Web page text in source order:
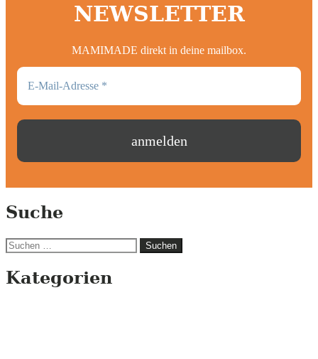
NEWSLETTER
MAMIMADE direkt in deine mailbox.
Suche
Suchen
Kategorien